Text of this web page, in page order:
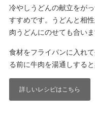
冷やしうどんの献立をが
すすめです。うどんと相
肉うどんにのせても合いま
食材をフライパンに入れ
る前に牛肉を湯通しする
詳しいレシピはこちら